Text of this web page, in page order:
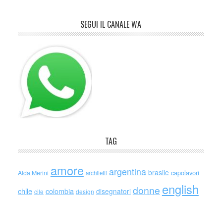
SEGUI IL CANALE WA
TAG
Alda Merini amore architetti argentina brasile capolavori
chile cile colombia design disegnatori donne english